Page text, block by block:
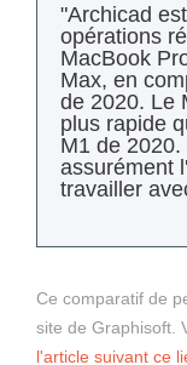
"Archicad
opérations
MacBook
Max, en
de 2020. Le
plus rapide
M1 de
assurément
travailler
Ce comparatif de
site de Graphisoft.
l'article suivant ce